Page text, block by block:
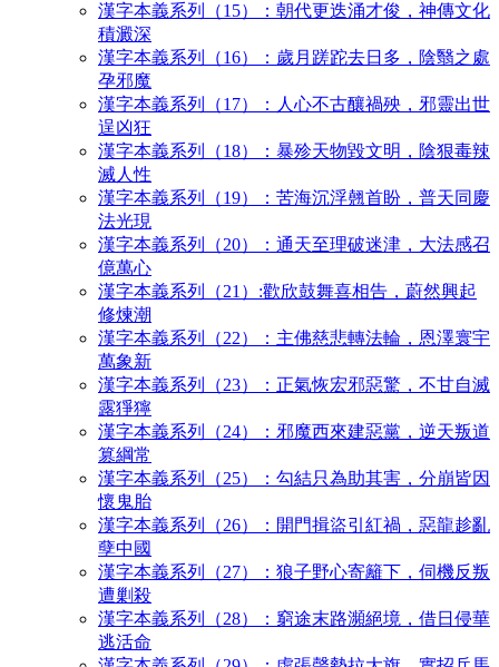
漢字本義系列（15）：朝代更迭涌才俊，神傳文化
積澱深
漢字本義系列（16）：歲月蹉跎去日多，陰翳之處
孕邪魔
漢字本義系列（17）：人心不古釀禍殃，邪靈出世
逞凶狂
漢字本義系列（18）：暴殄天物毀文明，陰狠毒辣
滅人性
漢字本義系列（19）：苦海沉浮翹首盼，普天同慶
法光現
漢字本義系列（20）：通天至理破迷津，大法感召
億萬心
漢字本義系列（21）:歡欣鼓舞喜相告，蔚然興起
修煉潮
漢字本義系列（22）：主佛慈悲轉法輪，恩澤寰宇
萬象新
漢字本義系列（23）：正氣恢宏邪惡驚，不甘自滅
露猙獰
漢字本義系列（24）：邪魔西來建惡黨，逆天叛道
篡綱常
漢字本義系列（25）：勾結只為助其害，分崩皆因
懷鬼胎
漢字本義系列（26）：開門揖盜引紅禍，惡龍趁亂
孽中國
漢字本義系列（27）：狼子野心寄籬下，伺機反叛
遭剿殺
漢字本義系列（28）：窮途末路瀕絕境，借日侵華
逃活命